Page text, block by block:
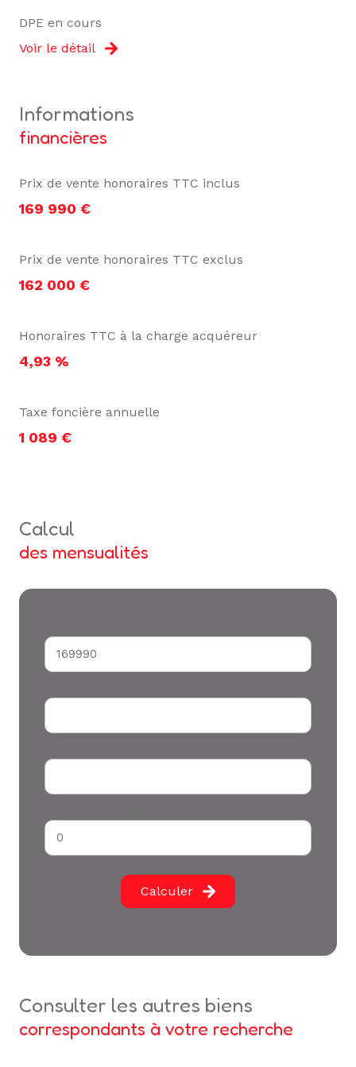
DPE en cours
Voir le détail
informations
financières
Prix de vente honoraires TTC inclus
169 990 €
Prix de vente honoraires TTC exclus
162 000 €
Honoraires TTC à la charge acquéreur
4,93 %
Taxe foncière annuelle
1 089 €
calcul
des mensualités
Calculer
consulter les autres biens
correspondants à votre recherche